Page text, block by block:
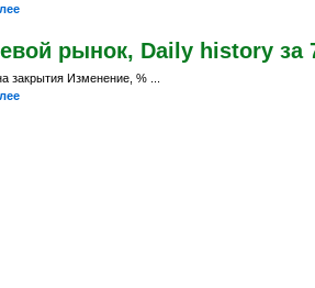
рынок, Daily history за
закрытия Изменение, % ...